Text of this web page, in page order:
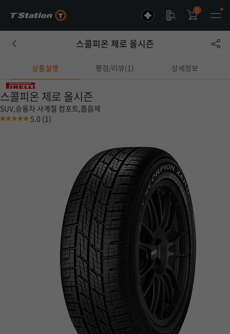
0
스콜피온 제로 올시즌
상품설명 평점/리뷰(1) 상세정보
스콜피온 제로 올시즌
SUV,승용차 사계절 컴포트,흡음제
5.0 (1)